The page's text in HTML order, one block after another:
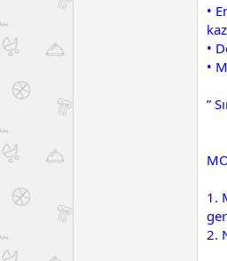
•
•
•
”
1.
2.